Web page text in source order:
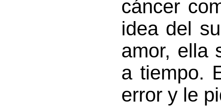
cáncer
idea del
amor, ella
a tiempo.
error y le